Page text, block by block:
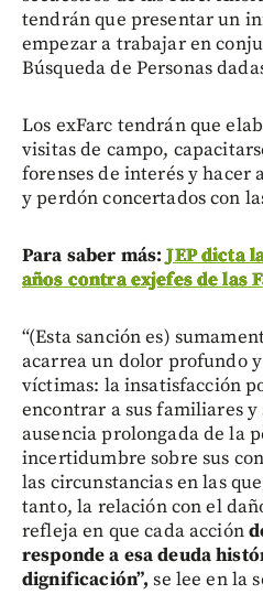
tendrán que presentar un
empezar a trabajar en
Búsqueda de Personas
Los exFarc tendrán que
visitas de campo,
forenses de interés y hacer
y perdón concertados con
Para saber más: JEP dicta
años contra exjefes de las
“(Esta sanción es)
acarrea un dolor profundo
víctimas: la insatisfacción
encontrar a sus familiares y
ausencia prolongada de la
incertidumbre sobre sus
las circunstancias en las
tanto, la relación con el
refleja en que cada acción
responde a esa deuda
dignificación”,se lee en la